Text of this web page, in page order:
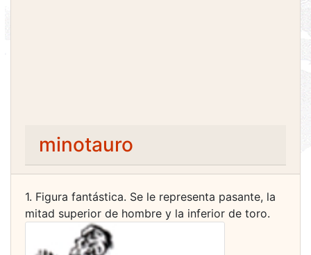
minotauro
1. Figura fantástica. Se le representa pasante, la
mitad superior de hombre y la inferior de toro.